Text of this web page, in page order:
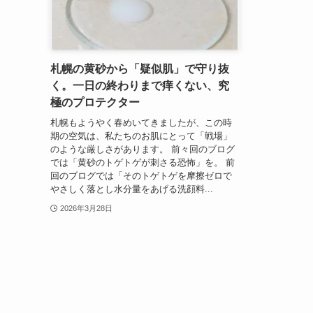
札幌の黄砂から「疑似肌」で守り抜
く。一日の終わりまで痒くない、究
極のプロテクター
札幌もようやく春めいてきましたが、この時
期の空気は、私たちのお肌にとって「戦場」
のような厳しさがあります。 前々回のブログ
では「黄砂のトゲトゲが刺さる恐怖」を。 前
回のブログでは「そのトゲトゲを摩擦ゼロで
やさしく落とし水分量をあげる洗顔料...
2026年3月28日